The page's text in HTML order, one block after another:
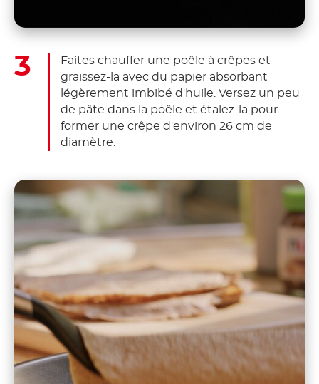
Faites chauffer une poêle à crêpes et
graissez-la avec du papier absorbant
légèrement imbibé d'huile. Versez un peu
de pâte dans la poêle et étalez-la pour
former une crêpe d'environ 26 cm de
diamètre.